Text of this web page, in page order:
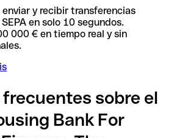
y recibir transferencias
en solo 10 segundos.
000 € en tiempo real y sin
sobre el
Bank For